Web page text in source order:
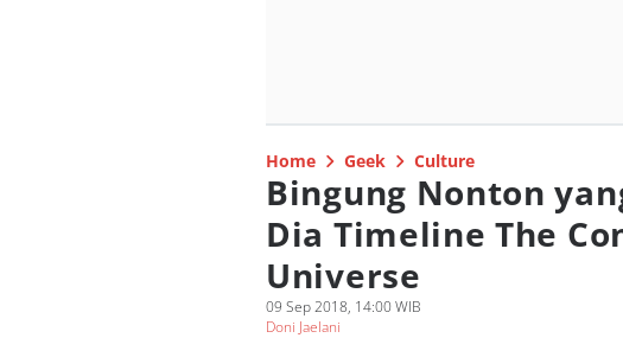
Home Geek Culture
Bingung Nonton
Dia Timeline The
Universe
09 Sep 2018, 14:00 WIB
Doni Jaelani